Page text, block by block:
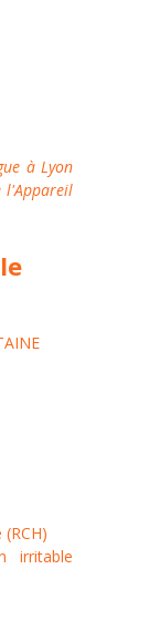
à Lyon
l'Appareil
irritable